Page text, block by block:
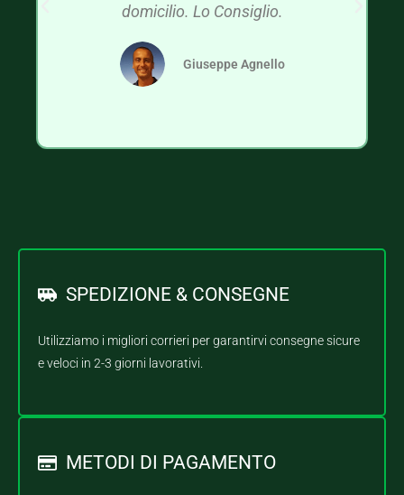
domicilio. Lo Consiglio.
Giuseppe Agnello
SPEDIZIONE & CONSEGNE
Utilizziamo i migliori corrieri per garantirvi consegne sicure
e veloci in 2-3 giorni lavorativi.
METODI DI PAGAMENTO